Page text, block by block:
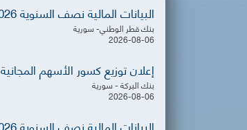
البيانات المالية نصف السنوية 2026
بنك قطر الوطني- سورية
2026-08-06
إعلان توزيع كسور الأسهم المجانية
بنك البركة - سورية
2026-08-06